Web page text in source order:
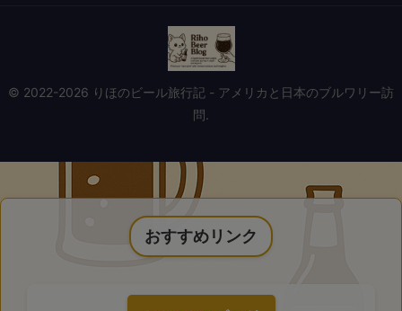
© 2022-2026 りほのビール旅行記 - アメリカと日本のブルワリー訪
問.
おすすめリンク